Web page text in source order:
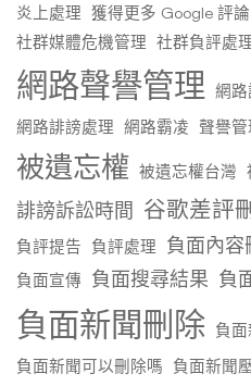
炎上處理 獲得更多 Google 評論
社群媒體危機管理 社群負評處
網路聲譽管理 網
網路誹謗處理 網路霸凌 聲譽
被遺忘權 被遺忘權台灣
誹謗訴訟時間 谷歌差評
負評提告 負評處理 負面內容
負面宣傳 負面搜尋結果 負
負面新聞刪除 負
負面新聞可以刪除嗎 負面新聞